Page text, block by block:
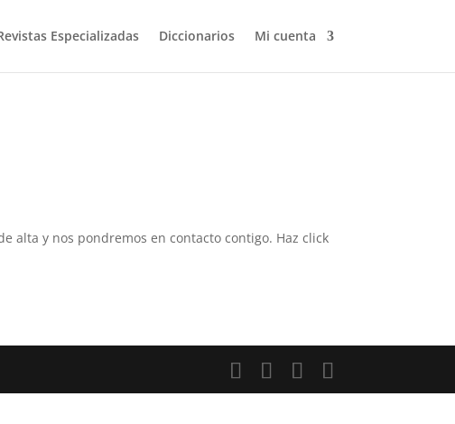
Especializadas Diccionarios Mi cuenta
alta y nos pondremos en contacto contigo. Haz click